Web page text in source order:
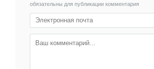
обязательны для публикации комментария